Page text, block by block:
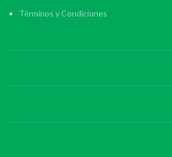
Términos y Condiciones